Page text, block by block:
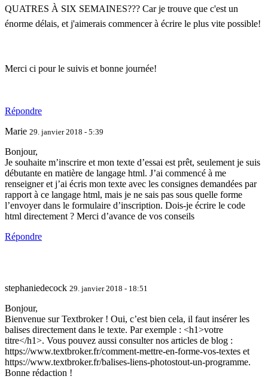
QUATRES À SIX SEMAINES??? Car je trouve que c'est un
énorme délais, et j'aimerais commencer à écrire le plus vite possible!
Merci ci pour le suivis et bonne journée!
Répondre
Marie 29. janvier 2018 - 5:39
Bonjour,
Je souhaite m’inscrire et mon texte d’essai est prêt, seulement je suis
débutante en matière de langage html. J’ai commencé à me
renseigner et j’ai écris mon texte avec les consignes demandées par
rapport à ce langage html, mais je ne sais pas sous quelle forme
l’envoyer dans le formulaire d’inscription. Dois-je écrire le code
html directement ? Merci d’avance de vos conseils
Répondre
stephaniedecock 29. janvier 2018 - 18:51
Bonjour,
Bienvenue sur Textbroker ! Oui, c’est bien cela, il faut insérer les
balises directement dans le texte. Par exemple : <h1>votre
titre</h1>. Vous pouvez aussi consulter nos articles de blog :
https://www.textbroker.fr/comment-mettre-en-forme-vos-textes et
https://www.textbroker.fr/balises-liens-photostout-un-programme.
Bonne rédaction !